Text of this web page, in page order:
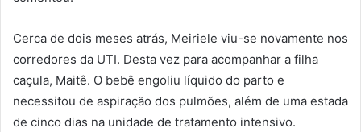
Cerca de dois meses atrás, Meiriele viu-se novamente nos
corredores da UTI. Desta vez para acompanhar a filha
caçula, Maitê. O bebê engoliu líquido do parto e
necessitou de aspiração dos pulmões, além de uma estada
de cinco dias na unidade de tratamento intensivo.